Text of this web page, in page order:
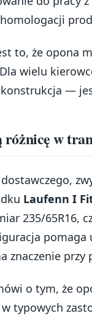
to, że opona
wielu
—
w
Laufenn I
235/65R16,
znaczenie przy
o tym, że
typowych